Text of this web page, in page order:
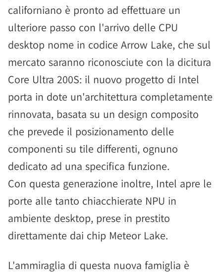
californiano è pronto ad effettuare un
ulteriore passo con l'arrivo delle CPU
desktop nome in codice Arrow Lake, che sul
mercato saranno riconosciute con la dicitura
Core Ultra 200S: il nuovo progetto di Intel
porta in dote un'architettura completamente
rinnovata, basata su un design composito
che prevede il posizionamento delle
componenti su tile differenti, ognuno
dedicato ad una specifica funzione.
Con questa generazione inoltre, Intel apre le
porte alle tanto chiacchierate NPU in
ambiente desktop, prese in prestito
direttamente dai chip Meteor Lake.
L'ammiraglia di questa nuova famiglia è